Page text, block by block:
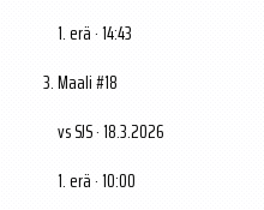
1. erä · 14:43
Maali #18
vs SJS · 18.3.2026
1. erä · 10:00